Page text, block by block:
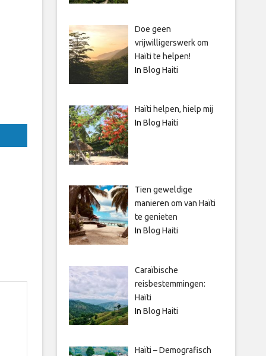
Doe geen
vrijwilligerswerk om
Haïti te helpen!
In Blog Haiti
Haïti helpen, hielp mij
In Blog Haiti
Tien geweldige
manieren om van Haïti
te genieten
In Blog Haiti
Caraïbische
reisbestemmingen:
Haïti
In Blog Haiti
Haïti – Demografisch